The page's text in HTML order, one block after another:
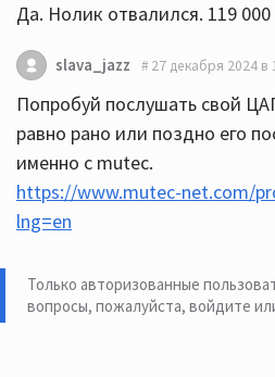
Да. Нолик отвалился. 119 000
slava_jazz 27 декабря 2024 в
Попробуй послушать свой
равно рано или поздно его
именно с mutec.
https://www.mutec-net.com/
lng=en
Только авторизованные
вопросы, пожалуйста, войдите